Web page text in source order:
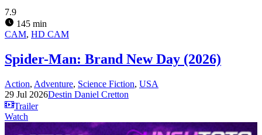
7.9
145 min
CAM, HD CAM
Spider-Man: Brand New Day (2026)
Action, Adventure, Science Fiction, USA
29 Jul 2026Destin Daniel Cretton
Trailer
Watch